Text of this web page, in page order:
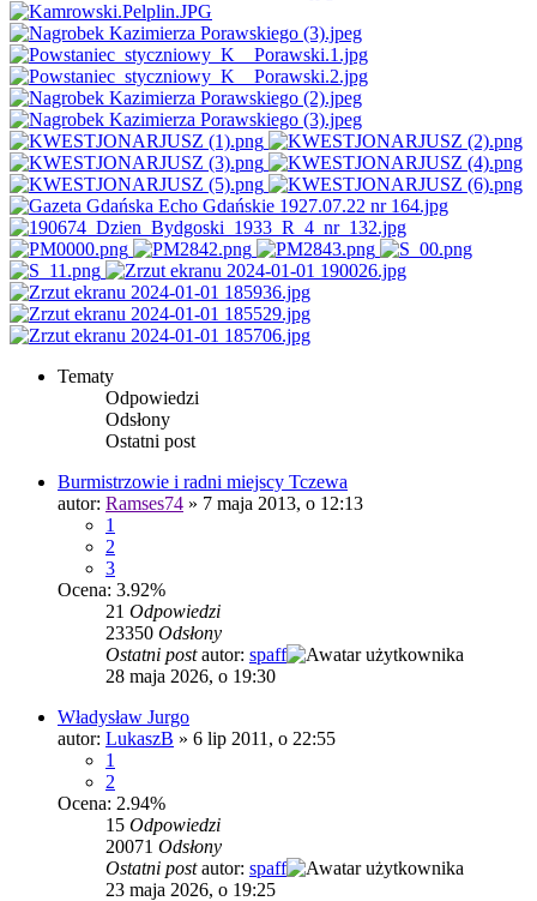
Tematy
Odpowiedzi
Odsłony
Ostatni post
Burmistrzowie i radni miejscy Tczewa
autor: Ramses74 » 7 maja 2013, o 12:13
1
2
3
Ocena: 3.92%
21 Odpowiedzi
23350 Odsłony
Ostatni postautor: spaff
28 maja 2026, o 19:30
Władysław Jurgo
autor: LukaszB » 6 lip 2011, o 22:55
1
2
Ocena: 2.94%
15 Odpowiedzi
20071 Odsłony
Ostatni postautor: spaff
23 maja 2026, o 19:25